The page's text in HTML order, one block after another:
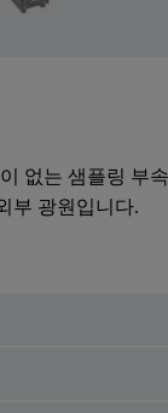
없는 샘플링 부
부 광원입니다.